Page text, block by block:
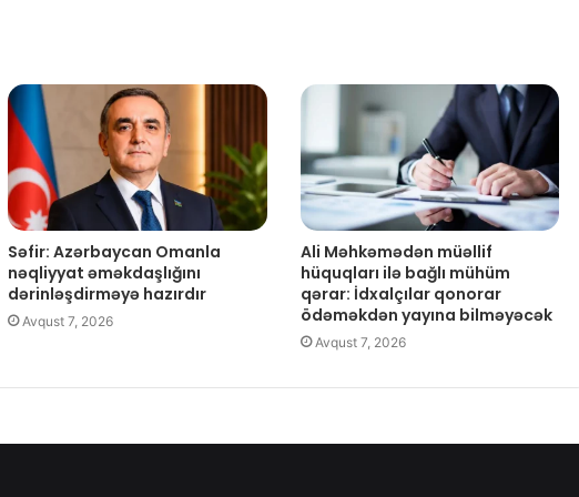
Səfir: Azərbaycan Omanla
nəqliyyat əməkdaşlığını
dərinləşdirməyə hazırdır
Avqust 7, 2026
Ali Məhkəmədən müəllif
hüquqları ilə bağlı mühüm
qərar: İdxalçılar qonorar
ödəməkdən yayına bilməyəcək
Avqust 7, 2026